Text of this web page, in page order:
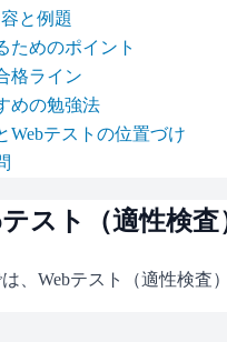
と例題
ためのポイント
格ライン
めの勉強法
Webテストの位置づけ
スト（適性検
、Webテスト（適性検査